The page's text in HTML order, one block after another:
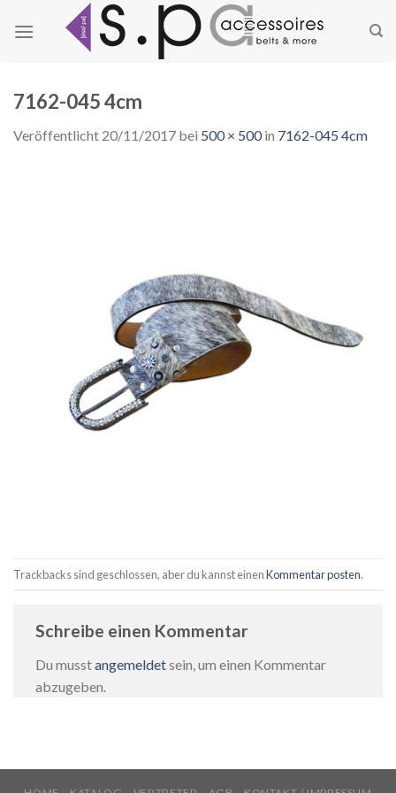
Inhalt
7162-045 4cm
Veröffentlicht 20/11/2017 bei 500 × 500in 7162-045 4cm
Trackbacks sind geschlossen, aber du kannst einenKommentar posten.
Schreibe einen Kommentar
Du musstangemeldetsein, um einen Kommentar
abzugeben.